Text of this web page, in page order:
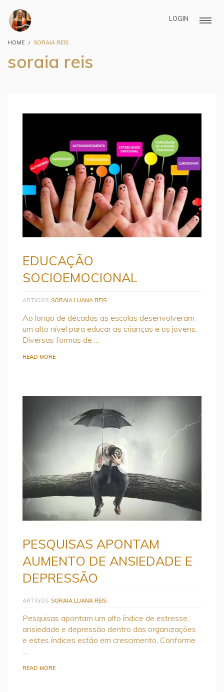
LOGIN
HOME SORAIA REIS
soraia reis
EDUCAÇÃO
SOCIOEMOCIONAL
ARTIGOS SORAIA LUANA REIS
Ao longo de décadas as escolas desenvolveram
um alto nível para educar as crianças e os jovens.
Diversas formas de …
READ MORE
PESQUISAS APONTAM
AUMENTO DE ANSIEDADE E
DEPRESSÃO
ARTIGOS SORAIA LUANA REIS
Pesquisas apontam um alto índice de estresse,
ansiedade e depressão dentro das organizações
e estes índices estão em crescimento. Conforme
READ MORE